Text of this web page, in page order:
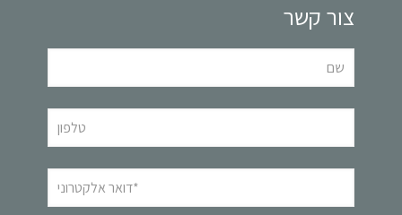
צור קשר